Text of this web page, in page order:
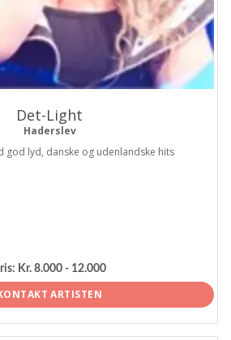
Det-Light
Haderslev
god lyd, danske og udenlandske hits
Kr. 8.000 - 12.000
ARTISTEN